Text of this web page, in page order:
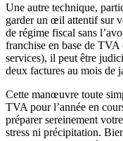
Une autre technique,
garder un œil attentif sur
de régime fiscal sans
franchise en base de TVA
services), il peut être
deux factures au mois de
Cette manœuvre toute
TVA pour l’année en
préparer sereinement
stress ni précipitation.